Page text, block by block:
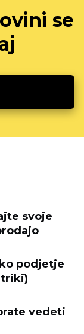
se
svoje
podjetje
triki)
vedeti